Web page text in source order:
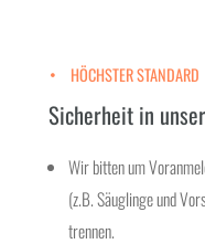
HÖCHSTER STANDARD
Sicherheit in
Wir bitten um
(z.B. Säuglinge und
trennen.